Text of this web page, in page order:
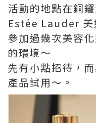
活動的地點在銅
Estée Lauder 美
參加過幾次美容
的環境～
先有小點招待，
產品試用～。